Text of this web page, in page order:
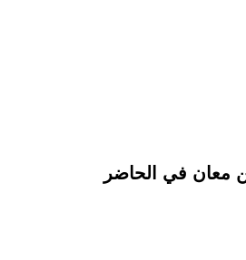
معان في الحاضر